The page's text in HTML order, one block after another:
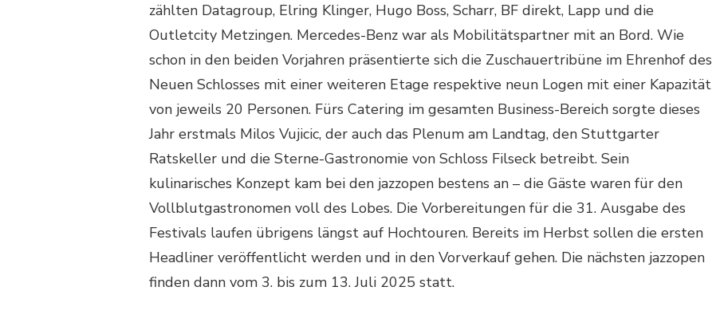
zählten Datagroup, Elring Klinger, Hugo Boss, Scharr, BF direkt, Lapp und die
Outletcity Metzingen. Mercedes-Benz war als Mobilitätspartner mit an Bord. Wie
schon in den beiden Vorjahren präsentierte sich die Zuschauertribüne im Ehrenhof des
Neuen Schlosses mit einer weiteren Etage respektive neun Logen mit einer Kapazität
von jeweils 20 Personen. Fürs Catering im gesamten Business-Bereich sorgte dieses
Jahr erstmals Milos Vujicic, der auch das Plenum am Landtag, den Stuttgarter
Ratskeller und die Sterne-Gastronomie von Schloss Filseck betreibt. Sein
kulinarisches Konzept kam bei den jazzopen bestens an – die Gäste waren für den
Vollblutgastronomen voll des Lobes. Die Vorbereitungen für die 31. Ausgabe des
Festivals laufen übrigens längst auf Hochtouren. Bereits im Herbst sollen die ersten
Headliner veröffentlicht werden und in den Vorverkauf gehen. Die nächsten jazzopen
finden dann vom 3. bis zum 13. Juli 2025 statt.